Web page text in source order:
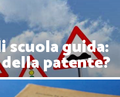
scuola guida:
patente?